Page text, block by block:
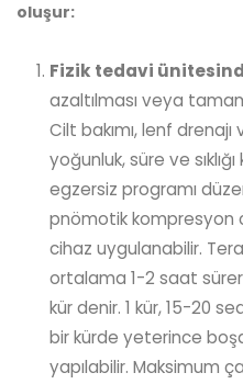
oluşur:
Fizik tedavi
azaltılması veya
Cilt bakımı, lenf
yoğunluk, süre ve
egzersiz programı
pnömotik kompresyon
cihaz uygulanabilir.
ortalama 1-2 saat
kür denir. 1 kür, 15-20
bir kürde yeterince
yapılabilir. Maksimum